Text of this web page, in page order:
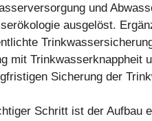
und
ausgelöst.
mit Trinkwasserknappheit
Sicherung der
Schritt ist der Aufbau